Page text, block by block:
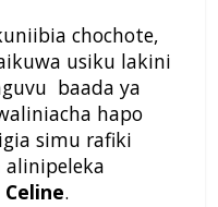
chochote,
usiku lakini
baada ya
hapo
simu rafiki
Celine.